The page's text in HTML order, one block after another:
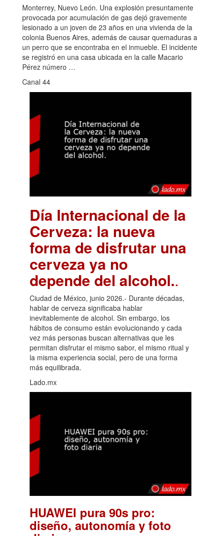
Monterrey, Nuevo León. Una explosión presuntamente
provocada por acumulación de gas dejó gravemente
lesionado a un joven de 23 años en una vivienda de la
colonia Buenos Aires, además de causar quemaduras a
un perro que se encontraba en el inmueble. El incidente
se registró en una casa ubicada en la calle Macario
Pérez número …
Canal 44
Día Internacional de la
Cerveza: la nueva
forma de disfrutar una
cerveza ya no
depende del alcohol..
Ciudad de México, junio 2026.- Durante décadas,
hablar de cerveza significaba hablar
inevitablemente de alcohol. Sin embargo, los
hábitos de consumo están evolucionando y cada
vez más personas buscan alternativas que les
permitan disfrutar el mismo sabor, el mismo ritual y
la misma experiencia social, pero de una forma
más equilibrada.
Lado.mx
HUAWEI pura 90s pro:
diseño, autonomía y foto